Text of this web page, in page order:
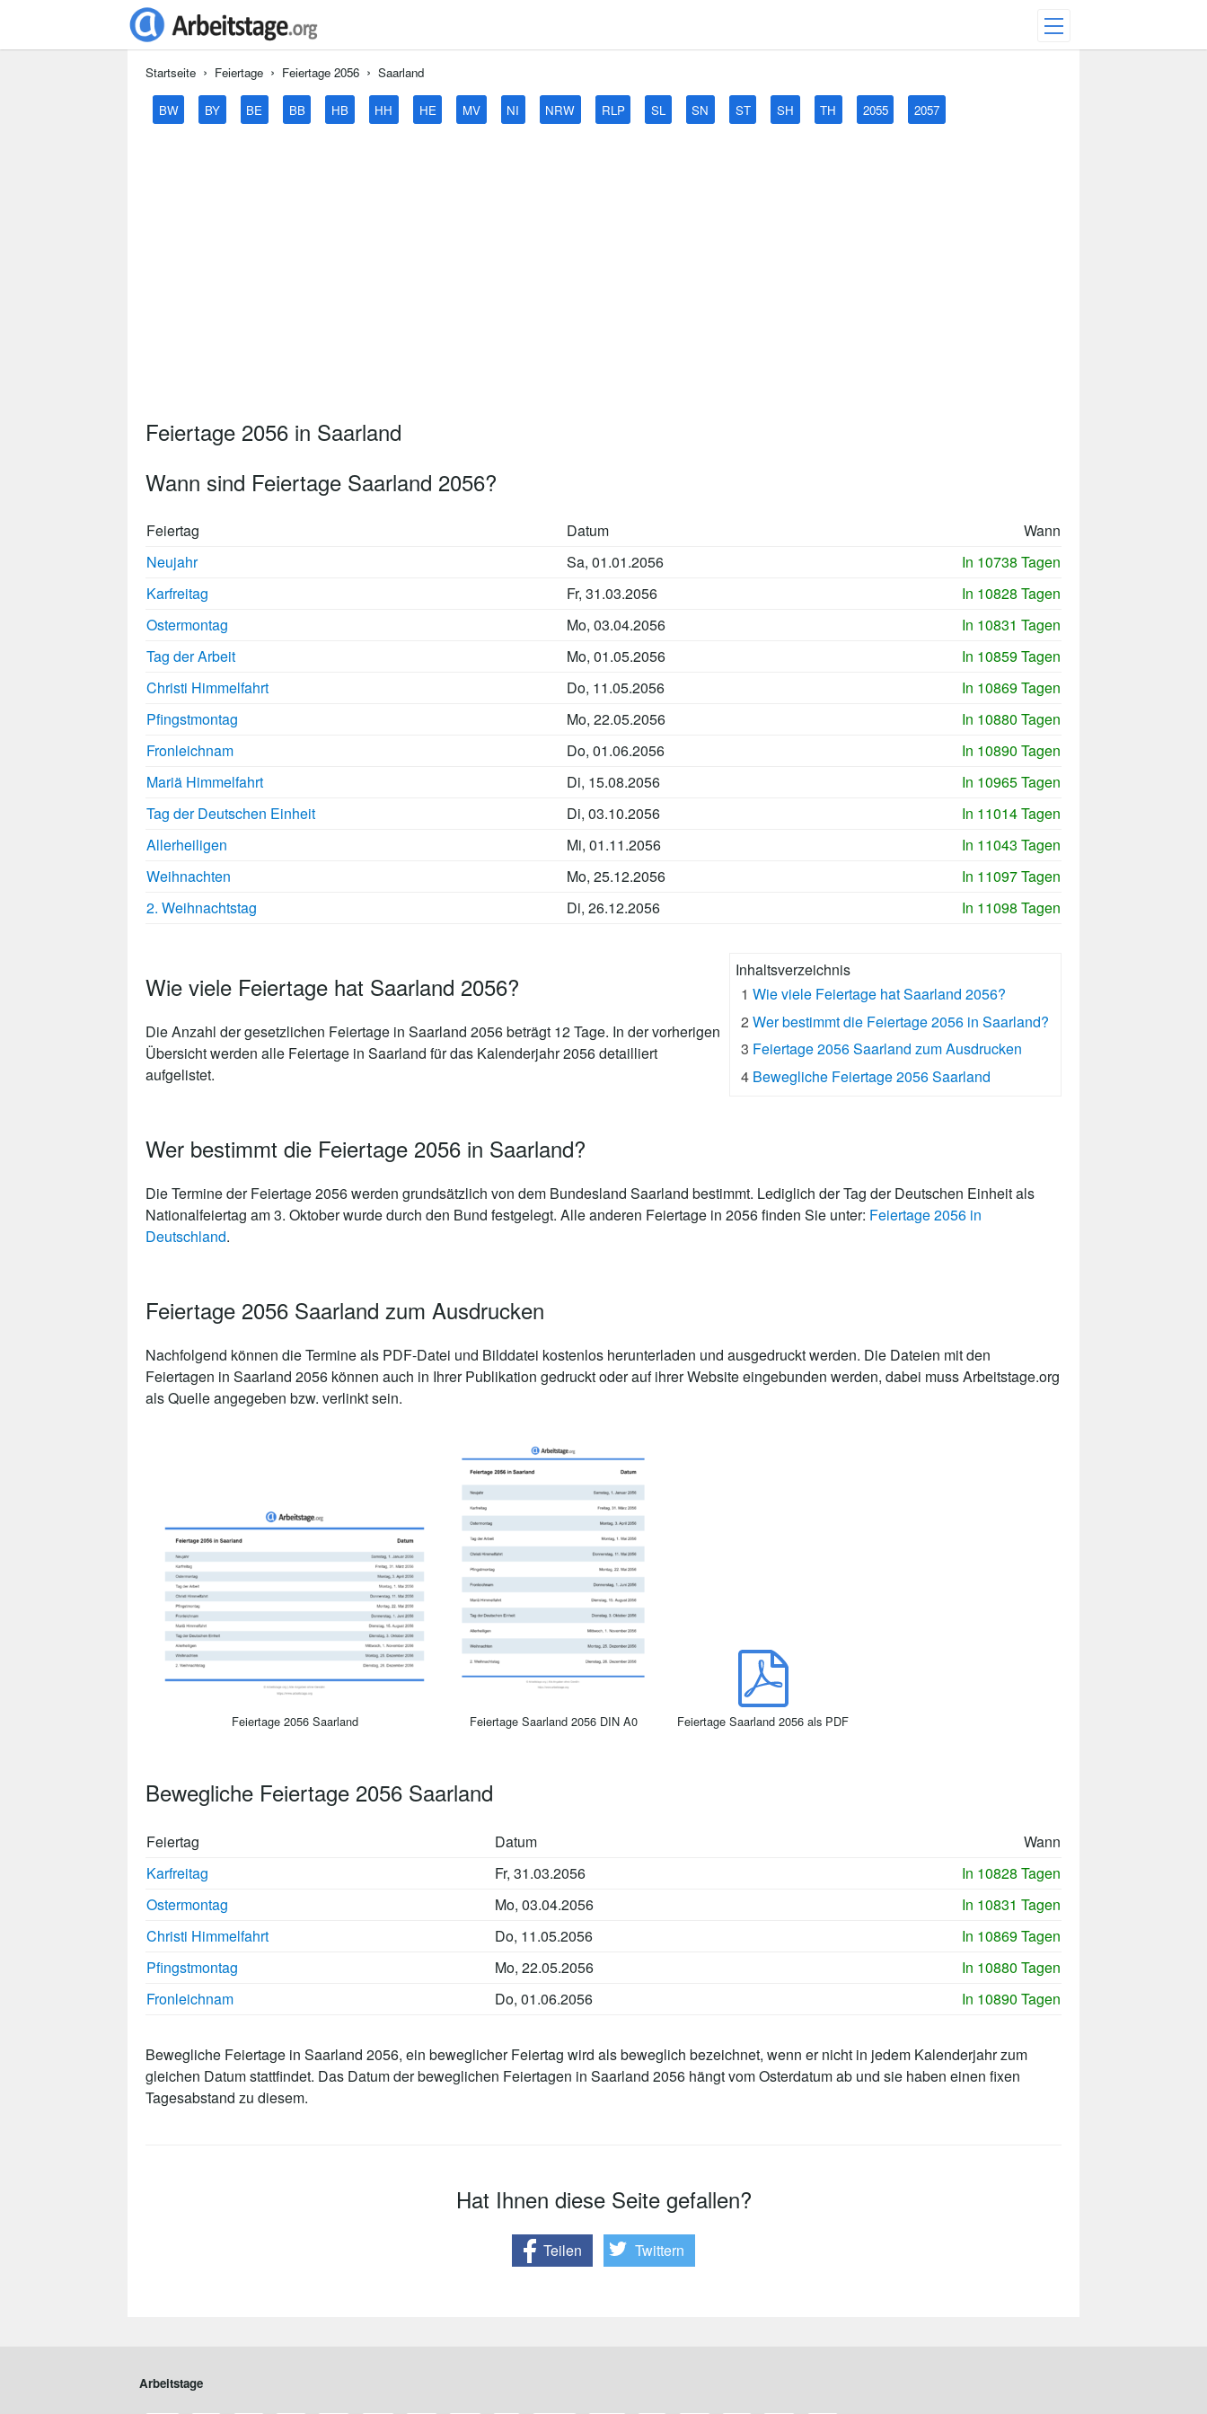
Startseite Feiertage Feiertage 2056 Saarland
BW BY BE BB HB HH HE MV NI NRW RLP SL SN ST SH TH 2055 2057
Feiertage 2056 in Saarland
Wann sind Feiertage Saarland 2056?
Feiertag Datum
Wann
Neujahr
Sa, 01.01.2056
In 10738 Tagen
Karfreitag
Fr, 31.03.2056
In 10828 Tagen
Ostermontag
Mo, 03.04.2056
In 10831 Tagen
Tag der Arbeit
Mo, 01.05.2056
In 10859 Tagen
Christi Himmelfahrt
Do, 11.05.2056
In 10869 Tagen
Pfingstmontag
Mo, 22.05.2056
In 10880 Tagen
Fronleichnam
Do, 01.06.2056
In 10890 Tagen
Mariä Himmelfahrt
Di, 15.08.2056
In 10965 Tagen
Tag der Deutschen Einheit
Di, 03.10.2056
In 11014 Tagen
Allerheiligen
Mi, 01.11.2056
In 11043 Tagen
Weihnachten
Mo, 25.12.2056
In 11097 Tagen
2. Weihnachtstag
Di, 26.12.2056 In 11098 Tagen
Inhaltsverzeichnis
1 Wie viele Feiertage hat Saarland 2056?
2 Wer bestimmt die Feiertage 2056 in Saarland?
3 Feiertage 2056 Saarland zum Ausdrucken
4 Bewegliche Feiertage 2056 Saarland
Wie viele Feiertage hat Saarland 2056?
Die Anzahl der gesetzlichen Feiertage in Saarland 2056 beträgt 12 Tage. In der vorherigen
Übersicht werden alle Feiertage in Saarland für das Kalenderjahr 2056 detailliert
aufgelistet.
Wer bestimmt die Feiertage 2056 in Saarland?
Die Termine der Feiertage 2056 werden grundsätzlich von dem Bundesland Saarland bestimmt. Lediglich der Tag der Deutschen Einheit als
Nationalfeiertag am 3. Oktober wurde durch den Bund festgelegt. Alle anderen Feiertage in 2056 finden Sie unter: Feiertage 2056 in
Deutschland.
Feiertage 2056 Saarland zum Ausdrucken
Nachfolgend können die Termine als PDF-Datei und Bilddatei kostenlos herunterladen und ausgedruckt werden. Die Dateien mit den
Feiertagen in Saarland 2056 können auch in Ihrer Publikation gedruckt oder auf ihrer Website eingebunden werden, dabei muss Arbeitstage.org
als Quelle angegeben bzw. verlinkt sein.
Feiertage 2056 Saarland Feiertage Saarland 2056 DIN A0 Feiertage Saarland 2056 als PDF
Bewegliche Feiertage 2056 Saarland
Feiertag Datum
Wann
Karfreitag
Fr, 31.03.2056
In 10828 Tagen
Ostermontag
Mo, 03.04.2056
In 10831 Tagen
Christi Himmelfahrt
Do, 11.05.2056
In 10869 Tagen
Pfingstmontag
Mo, 22.05.2056
In 10880 Tagen
Fronleichnam
Do, 01.06.2056 In 10890 Tagen
Bewegliche Feiertage in Saarland 2056, ein beweglicher Feiertag wird als beweglich bezeichnet, wenn er nicht in jedem Kalenderjahr zum
gleichen Datum stattfindet. Das Datum der beweglichen Feiertagen in Saarland 2056 hängt vom Osterdatum ab und sie haben einen fixen
Tagesabstand zu diesem.
Hat Ihnen diese Seite gefallen?
Teilen Twittern
Arbeitstage